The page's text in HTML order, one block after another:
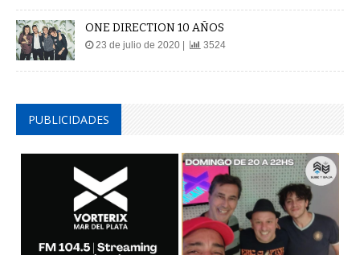
ONE DIRECTION 10 AÑOS
23 de julio de 2020 | 3524
PUBLICIDADES